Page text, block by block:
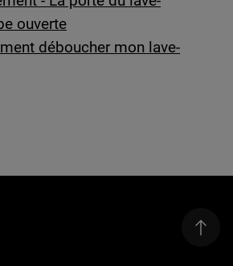
ouverte
déboucher mon lave-